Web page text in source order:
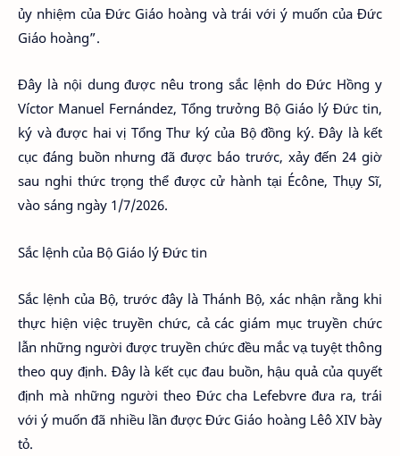
ủy nhiệm của Đức Giáo hoàng và trái với ý muốn của Đức
Giáo hoàng”.
Đây là nội dung được nêu trong sắc lệnh do Đức Hồng y
Víctor Manuel Fernández, Tổng trưởng Bộ Giáo lý Đức tin,
ký và được hai vị Tổng Thư ký của Bộ đồng ký. Đây là kết
cục đáng buồn nhưng đã được báo trước, xảy đến 24 giờ
sau nghi thức trọng thể được cử hành tại Écône, Thụy Sĩ,
vào sáng ngày 1/7/2026.
Sắc lệnh của Bộ Giáo lý Đức tin
Sắc lệnh của Bộ, trước đây là Thánh Bộ, xác nhận rằng khi
thực hiện việc truyền chức, cả các giám mục truyền chức
lẫn những người được truyền chức đều mắc vạ tuyệt thông
theo quy định. Đây là kết cục đau buồn, hậu quả của quyết
định mà những người theo Đức cha Lefebvre đưa ra, trái
với ý muốn đã nhiều lần được Đức Giáo hoàng Lêô XIV bày
tỏ.